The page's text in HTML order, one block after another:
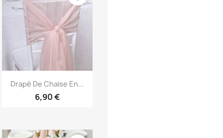
Aperçu rapide
Drapé De Chaise En...
6,90 €